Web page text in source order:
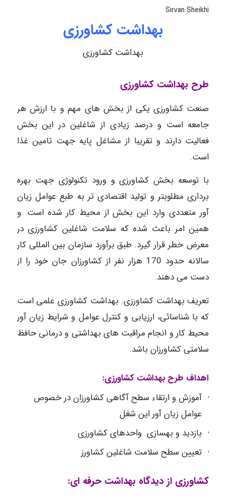
Sirvan Sheikhi
بهداشت کشاورزی
بهداشت کشاورزی
طرح بهداشت کشاورزی
صنعت کشاورزی یکی از بخش های مهم و با ارزش هر
جامعه است و درصد زیادی از شاغلین در این بخش
فعالیت دارند و تقریبا از مشاغل پایه جهت تامین غذا
است.
با توسعه بخش کشاورزی و ورود تکنولوژی جهت بهره
برداری مطلوبتر و تولید اقتصادی تر به طبع عوامل زیان
آور متعددی وارد این بخش از محیط کار شده است. و
همین امر باعث شده که سلامت شاغلین کشاورزی در
معرض خطر قرار گیرد. طبق برآورد سازمان بین المللی کار
سالانه حدود 170 هزار نفر از کشاورزان جان خود را از
دست می دهند.
تعریف بهداشت کشاورزی: بهداشت کشاورزی علمی است
که با شناسائی، ارزیابی و کنترل عوامل و شرایط زیان آور
محیط کار و انجام مراقبت های بهداشتی و درمانی حافظ
سلامتی کشاورزان باشد.
اهداف طرح بهداشت کشاورزی:
آموزش و ارتقاء سطح آگاهی کشاورزان در خصوص
عوامل زیان آور این شغل
بازدید و بهسازی واحدهای کشاورزی
تعیین سطح سلامت شاغلین کشاورز
کشاورزی از دیدگاه بهداشت حرفه ای: